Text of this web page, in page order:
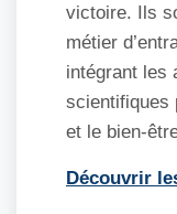
victoire. Ils
métier
intégrant les
scientifiques
et le bien-
Découvrir